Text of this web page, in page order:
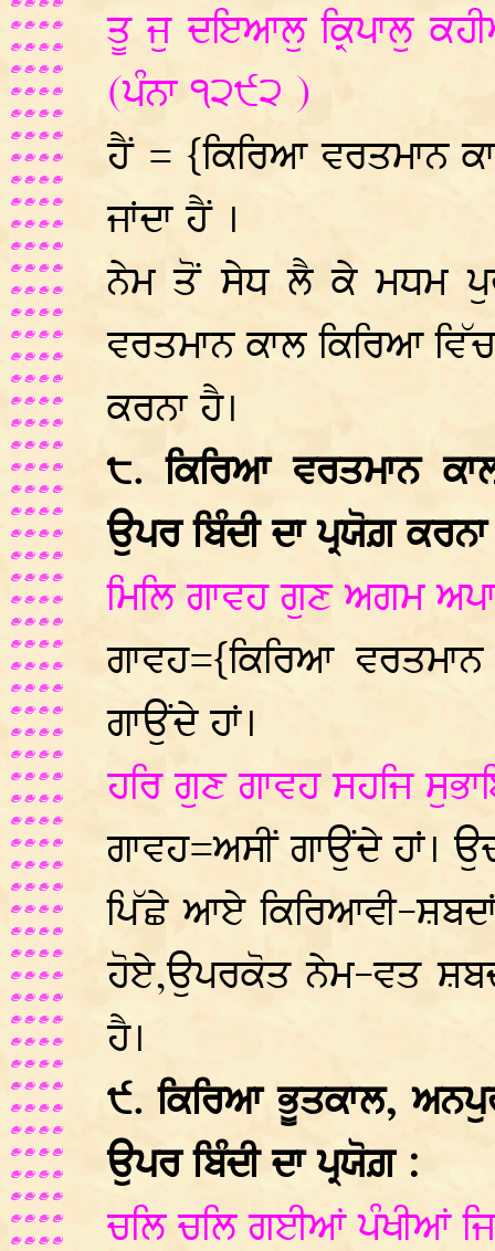
ਤੂ ਜੁ ਦਇਆਲੁ ਕ੍ਰਿਪਾਲੁ
(ਪੰਨਾ ੧੨੯੨ )
ਹੈਂ = {ਕਿਰਿਆ ਵਰਤਮਾਨ
ਜਾਂਦਾ ਹੈਂ ।
ਨੇਮ ਤੋਂ ਸੇਧ ਲੈ ਕੇ ਮਧਮ
ਵਰਤਮਾਨ ਕਾਲ ਕਿਰਿਆ
ਕਰਨਾ ਹੈ।
੮. ਕਿਰਿਆ ਵਰਤਮਾਨ
ਉਪਰ ਬਿੰਦੀ ਦਾ ਪ੍ਰਯੋਗ਼
ਮਿਲਿ ਗਾਵਹ ਗੁਣ ਅਗਮ
ਗਾਵਹ={ਕਿਰਿਆ
ਗਾਉਂਦੇ ਹਾਂ।
ਹਰਿ ਗੁਣ ਗਾਵਹ ਸਹਜਿ
ਗਾਵਹ=ਅਸੀਂ ਗਾਉਂਦੇ ਹਾਂ।
ਪਿੱਛੇ ਆਏ ਕਿਰਿਆਵੀ-
ਹੋਏ,ਉਪਰਕੋਤ ਨੇਮ-ਵਤ
ਹੈ।
੯. ਕਿਰਿਆ ਭੂਤਕਾਲ,
ਉਪਰ ਬਿੰਦੀ ਦਾ ਪ੍ਰਯੋਗ਼ :
ਚਲਿ ਚਲਿ ਗਈਆਂ ਪੰਖੀਆਂ